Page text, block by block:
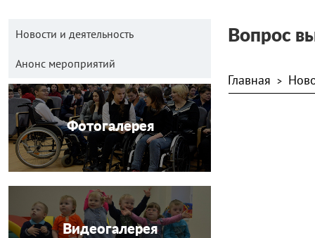
Новости и деятельность
Анонс мероприятий
Фотогалерея
Видеогалерея
Вопрос
Главная >